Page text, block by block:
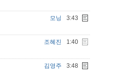
모닝 3:43
조혜진 1:40
김영주 3:48